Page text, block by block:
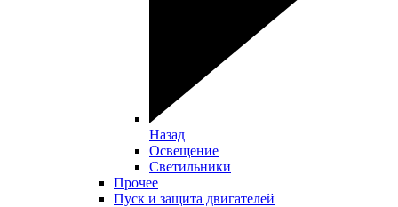
Назад
Освещение
Светильники
Прочее
Пуск и защита двигателей